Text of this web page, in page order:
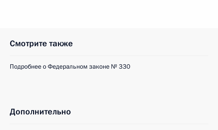
Смотрите также
Подробнее о Федеральном законе № 330
Дополнительно